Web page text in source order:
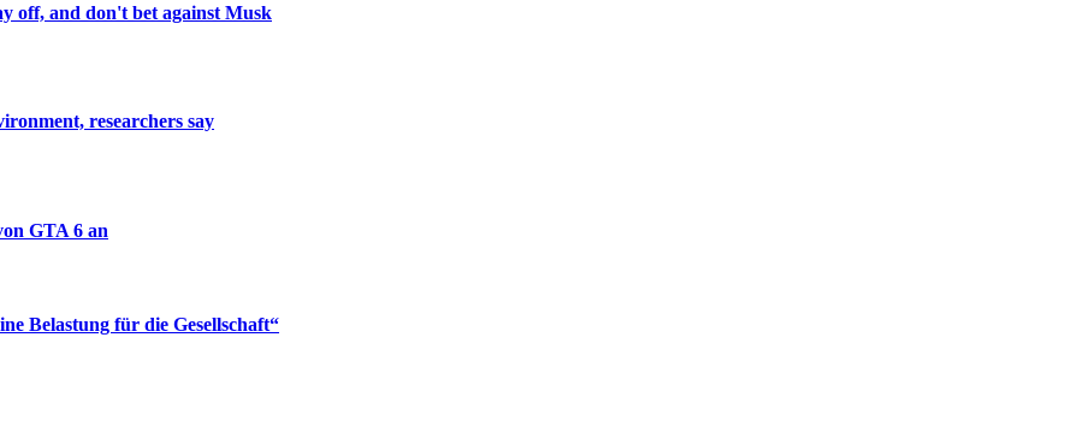
off, and don't bet against Musk
researchers say
GTA 6 an
Belastung für die Gesellschaft“